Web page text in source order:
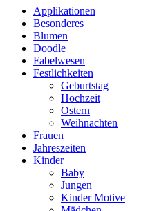
Applikationen
Besonderes
Blumen
Doodle
Fabelwesen
Festlichkeiten
Geburtstag
Hochzeit
Ostern
Weihnachten
Frauen
Jahreszeiten
Kinder
Baby
Jungen
Kinder Motive